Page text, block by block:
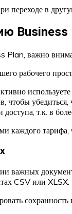
переходе в
Business
важно
рабочего
используете
убедиться,
т.к. в
каждого
важных
CSV или XLSX.